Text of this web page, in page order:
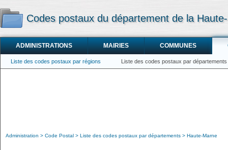
Codes postaux du département de la
ADMINISTRATIONS MAIRIES COMMUNES
Liste des codes postaux par régions Liste des codes postaux par départements
Administration Code Postal Liste des codes postaux par départements Haute-Marne